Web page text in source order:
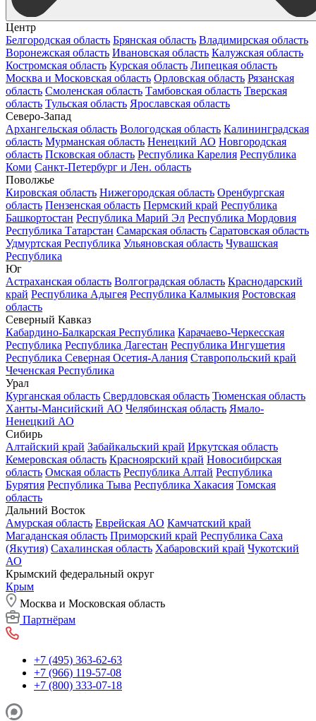
Центр
Белгородская область Брянская область Владимирская область
Воронежская область Ивановская область Калужская область
Костромская область Курская область Липецкая область
Москва и Московская область Орловская область Рязанская
область Смоленская область Тамбовская область Тверская
область Тульская область Ярославская область
Северо-Запад
Архангельская область Вологодская область Калининградская
область Мурманская область Ненецкий АО Новгородская
область Псковская область Республика Карелия Республика
Коми Санкт-Петербург и Лен. область
Поволжье
Кировская область Нижегородская область Оренбургская
область Пензенская область Пермский край Республика
Башкортостан Республика Марий Эл Республика Мордовия
Республика Татарстан Самарская область Саратовская область
Удмуртская Республика Ульяновская область Чувашская
Республика
Юг
Астраханская область Волгоградская область Краснодарский
край Республика Адыгея Республика Калмыкия Ростовская
область
Северный Кавказ
Кабардино-Балкарская Республика Карачаево-Черкесская
Республика Республика Дагестан Республика Ингушетия
Республика Северная Осетия-Алания Ставропольский край
Чеченская Республика
Урал
Курганская область Свердловская область Тюменская область
Ханты-Мансийский АО Челябинская область Ямало-
Ненецкий АО
Сибирь
Алтайский край Забайкальский край Иркутская область
Кемеровская область Красноярский край Новосибирская
область Омская область Республика Алтай Республика
Бурятия Республика Тыва Республика Хакасия Томская
область
Дальний Восток
Амурская область Еврейская АО Камчатский край
Магаданская область Приморский край Республика Саха
(Якутия) Сахалинская область Хабаровский край Чукотский
АО
Крымский федеральный округ
Крым
Москва и Московская область
Партнёрам
+7 (495) 363-62-63
+7 (966) 119-57-08
+7 (800) 333-07-18